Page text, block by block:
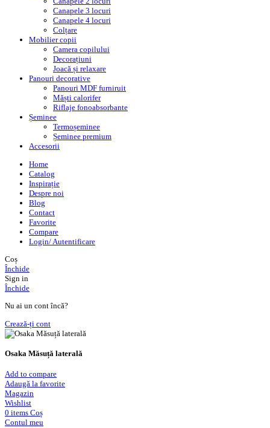
Canapele 3 locuri
Canapele 4 locuri
Colțare
Mobilier copii
Camera copilului
Decorațiuni
Joacă și relaxare
Panouri decorative
Panouri MDF furniruit
Măști calorifer
Riflaje fonoabsorbante
Șeminee
Termoșeminee
Șeminee premium
Accesorii
Home
Catalog
Inspirație
Despre noi
Blog
Contact
Favorite
Compare
Login/ Autentificare
Coș
Închide
Sign in
Închide
Nu ai un cont încă?
Crează-ți cont
Osaka Măsuță laterală
Add to compare
Adaugă la favorite
Magazin
Wishlist
0 items Coș
Contul meu